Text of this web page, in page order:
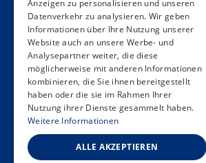
Zoom In
FAQ
Kontakt
Allgemeine Bedingungen
Hôpitaux Universitaires Genève
Université de Genève
SPANISH
GERMAN
PORTUGUESE
Anzeigen zu personalisieren und unseren
Datenverkehr zu analysieren. Wir geben
Informationen über Ihre Nutzung unserer
Website auch an unsere Werbe- und
Analysepartner weiter, die diese
möglicherweise mit anderen Informationen
kombinieren, die Sie ihnen bereitgestellt
haben oder die sie im Rahmen Ihrer
Nutzung ihrer Dienste gesammelt haben.
Weitere Informationen
ALLE AKZEPTIEREN